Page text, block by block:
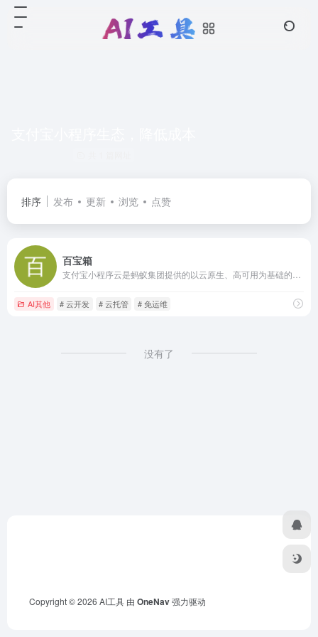
排序 发布 更新 浏览 点赞
百宝箱
AI其他 # 云开发 # 云托管 # 免运维
没有了
Copyright © 2026 AI工具 由 OneNav强力驱动